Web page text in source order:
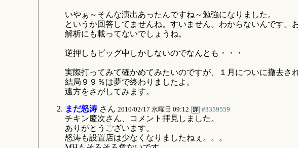
いやぁ～そんな演出あったんですね～勉強になりました。
というか回答してませんね。すいません。わからないんです。
解析にも載ってないでしょうね。
逆押しもビッグ中しかしないのでなんとも・・・
実際打ってみて確かめてみたいのですが、１月についに撤去さ
結局９９％は夢で終わりましたよ。
遠方をさがしてみます。
まだ怒涛さん 2010/02/17 水曜日 09:12 #3359559
チキン慶次さん、コメント拝見しました。
ありがとうございます。
怒涛も設置店は少なくなりましたねぇ。。。